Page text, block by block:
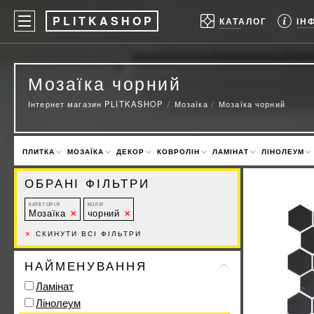
P LITKASHOP КАТАЛОГ
Мозаїка чорний
Інтернет магазин PLITKASHOP Мозаїка Мозаїка чорний
ПЛИТКА МОЗАЇКА ДЕКОР КОВРОЛІН ЛАМІНАТ ЛІНОЛЕУМ
ОБРАНІ ФІЛЬТРИ
КАТЕГОРІЯ
Мозаїка
КОЛІР
чорний
× СКИНУТИ ВСІ ФІЛЬТРИ
НАЙМЕНУВАННЯ
Ламінат
Лінолеум